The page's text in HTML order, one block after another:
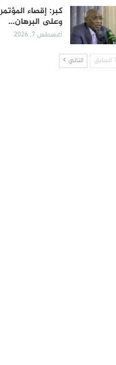
كبر: إقصاء
وعلى البرهان…
أغسطس 7, 2026
السابق التالي